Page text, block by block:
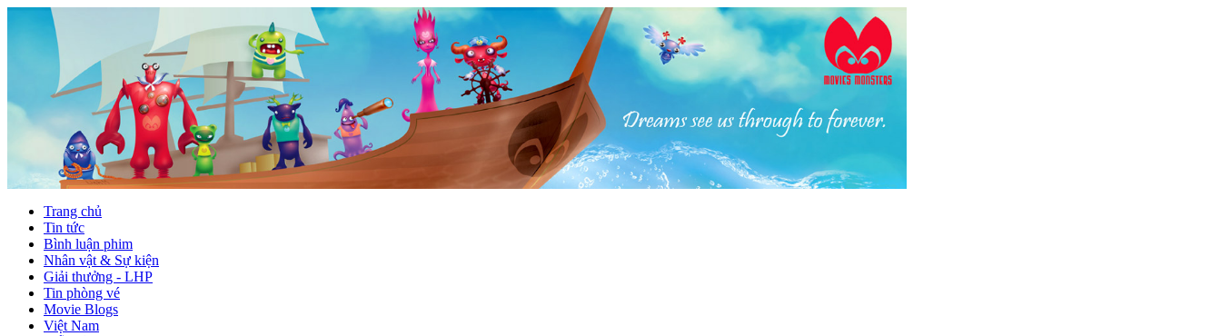
Trang chủ
Tin tức
Bình luận phim
Nhân vật & Sự kiện
Giải thưởng - LHP
Tin phòng vé
Movie Blogs
Việt Nam